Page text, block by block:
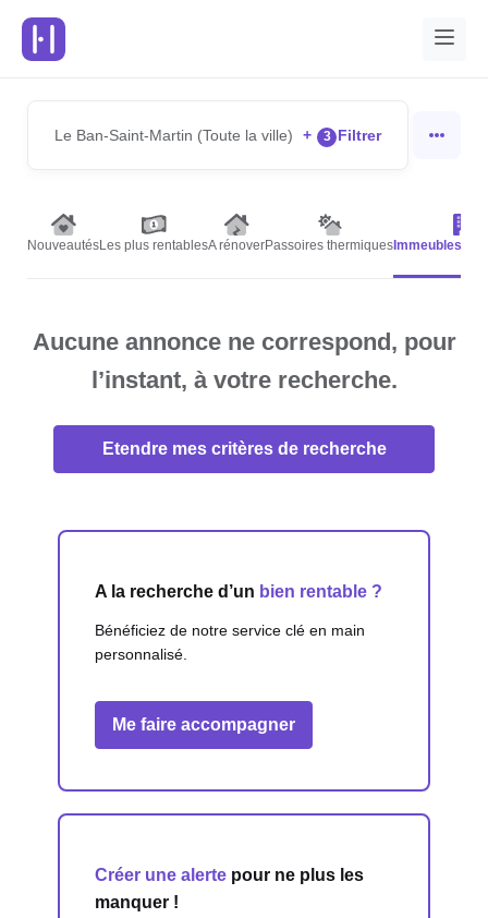
Le Ban-Saint-Martin (Toute la ville) + 3 Filtrer
NouveautésLes plus rentablesA rénoverPassoires thermiques Immeubles de
Aucune annonce ne correspond, pour
l’instant, à votre recherche.
Etendre mes critères de recherche
A la recherche d’un bien rentable ?
Bénéficiez de notre service clé en main
personnalisé.
Me faire accompagner
Créer une alerte pour ne plus les
manquer !